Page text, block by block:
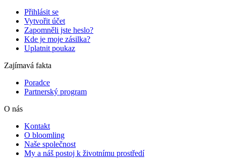
Přihlásit se
Vytvořit účet
Zapomněli jste heslo?
Kde je moje zásilka?
Uplatnit poukaz
Zajímavá fakta
Poradce
Partnerský program
O nás
Kontakt
O bloomling
Naše společnost
My a náš postoj k životnímu prostředí